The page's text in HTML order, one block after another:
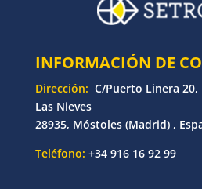
INFORMACIÓN DE
Dirección: C/Puerto Linera
Las Nieves
28935, Móstoles (Madrid) ,
Teléfono: +34 916 16 92 99